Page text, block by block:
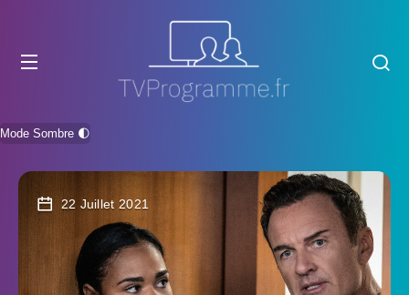
Mode Sombre 🌓
22 Juillet 2021